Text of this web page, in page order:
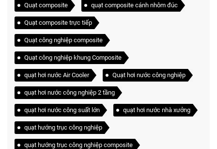
Quạt composite quạt composite cánh nhôm đúc
Quạt composite trực tiếp
Quạt công nghiệp composite
Quạt công nghiệp khung Composite
quạt hơi nước Air Cooler Quạt hơi nước công nghiệp
quạt hơi nước công nghiệp 2 tầng
quạt hơi nước công suất lớn quạt hơi nước nhà xưởng
quạt hướng trục công nghiệp
quạt hướng trục công nghiệp composite